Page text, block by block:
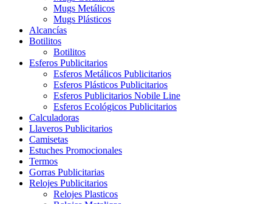
Mugs Metálicos
Mugs Plásticos
Alcancías
Botilitos
Botilitos
Esferos Publicitarios
Esferos Metálicos Publicitarios
Esferos Plásticos Publicitarios
Esferos Publicitarios Nobile Line
Esferos Ecológicos Publicitarios
Calculadoras
Llaveros Publicitarios
Camisetas
Estuches Promocionales
Termos
Gorras Publicitarias
Relojes Publicitarios
Relojes Plasticos